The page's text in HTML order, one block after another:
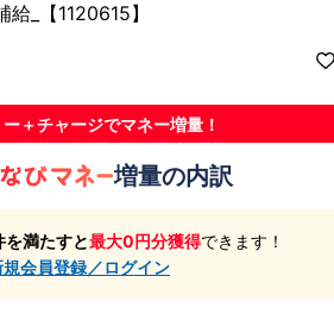
_【1120615】
＋チャージでマネー増量！
増量の内訳
を満たすと最大0円分獲得できます！
規会員登録／ログイン